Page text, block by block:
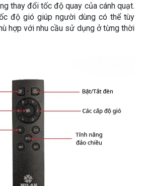
thay đổi tốc độ quay của cánh quạt.
độ gió giúp người dùng có thể tùy
hợp với nhu cầu sử dụng ở từng thời